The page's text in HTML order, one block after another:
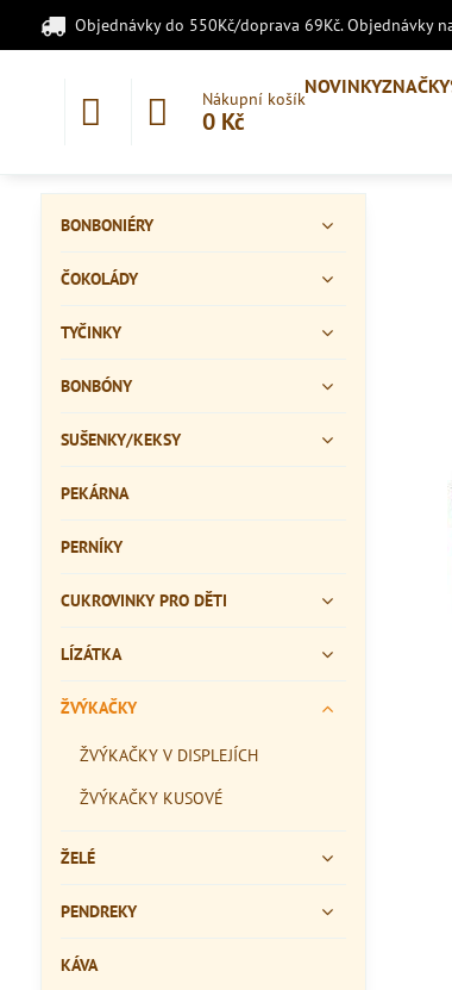
Objednávky do 550Kč/doprava 69Kč. Objednávky
Nákupní košík
0 Kč
NOVINKYZNAČKY
BONBONIÉRY
ČOKOLÁDY
TYČINKY
BONBÓNY
SUŠENKY/KEKSY
PEKÁRNA
PERNÍKY
CUKROVINKY PRO DĚTI
LÍZÁTKA
ŽVÝKAČKY
ŽVÝKAČKY V DISPLEJÍCH
ŽVÝKAČKY KUSOVÉ
ŽELÉ
PENDREKY
KÁVA